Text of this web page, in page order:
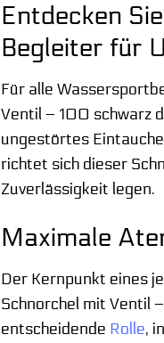
Entdecken
Begleiter für
Für alle
Ventil – 100 schwarz
ungestörtes
richtet sich dieser
Zuverlässigkeit legen.
Maximale
Der Kernpunkt eines
Schnorchel mit Ventil
entscheidende Rolle,